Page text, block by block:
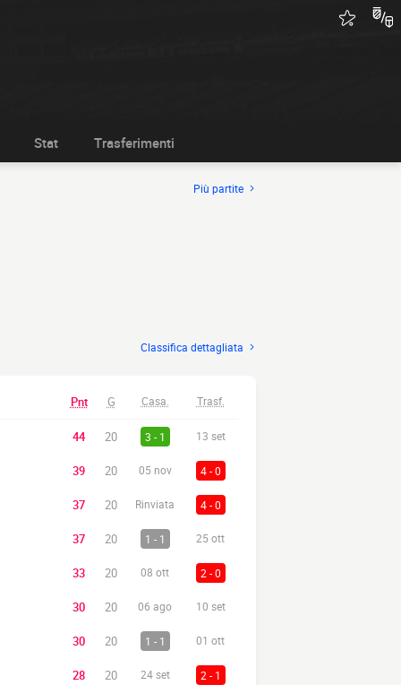
Stat Trasferimenti
Più partite
Classifica dettagliata
Pnt G Casa. Trasf.
44 20 3 - 1 13 set
39 20 05 nov 4 - 0
37 20 Rinviata 4 - 0
37 20 1 - 1 25 ott
33 20 08 ott 2 - 0
30 20 06 ago 10 set
30 20 1 - 1 01 ott
28 20 24 set 2 - 1